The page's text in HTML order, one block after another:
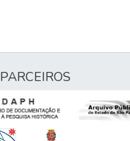
PARCEIROS